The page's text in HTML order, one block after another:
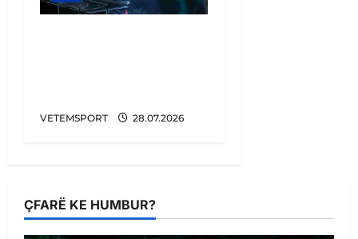
VETEMSPORT 28.07.2026
ÇFARË KE HUMBUR?